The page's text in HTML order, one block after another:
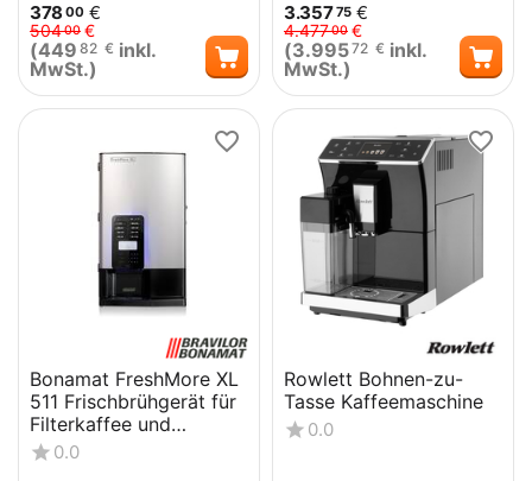
378 00 €
50400 €
(449 82 € inkl.
MwSt.)
3.35775 €
4.47700 €
(3.99572 € inkl.
MwSt.)
Bonamat FreshMore XL
511 Frischbrühgerät für
Filterkaffee und
Heißgetränkevarianten
0.0
Rowlett Bohnen-zu-
Tasse Kaffeemaschine
0.0